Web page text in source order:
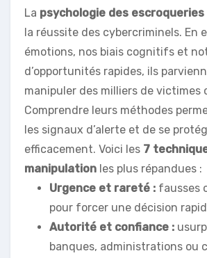
La psychologie des escroqueries
la réussite des cybercriminels. En
émotions, nos biais cognitifs et
d’opportunités rapides, ils
manipuler des milliers de victimes
Comprendre leurs méthodes
les signaux d’alerte et de se
efficacement. Voici les 7
manipulation les plus répandues :
Urgence et rareté : fausses
pour forcer une décision
Autorité et confiance :
banques, administrations ou